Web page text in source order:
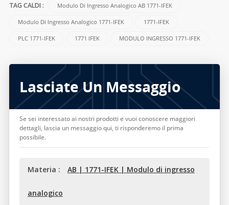
TAG CALDI : Modulo Di Ingresso Analogico AB 1771-IFEK
Modulo Di Ingresso Analogico 1771-IFEK 1771-IFEK
PLC 1771-IFEK 1771 IFEK MODULO INGRESSO 1771-IFEK
Lasciate Un Messaggio
Se sei interessato ai nostri prodotti e vuoi conoscere maggiori
dettagli, lascia un messaggio qui, ti risponderemo il prima
possibile.
Materia : AB | 1771-IFEK | Modulo di ingresso
analogico